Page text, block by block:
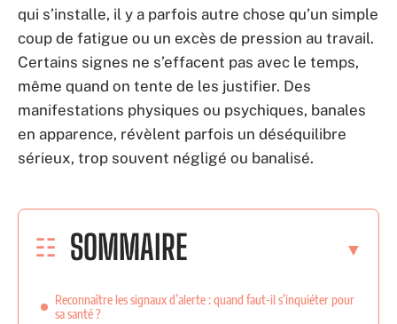
qui s’installe, il y a parfois autre chose qu’un simple
coup de fatigue ou un excès de pression au travail.
Certains signes ne s’effacent pas avec le temps,
même quand on tente de les justifier. Des
manifestations physiques ou psychiques, banales
en apparence, révèlent parfois un déséquilibre
sérieux, trop souvent négligé ou banalisé.
SOMMAIRE
Reconnaître les signaux d’alerte : quand faut-il s’inquiéter pour
sa santé ?